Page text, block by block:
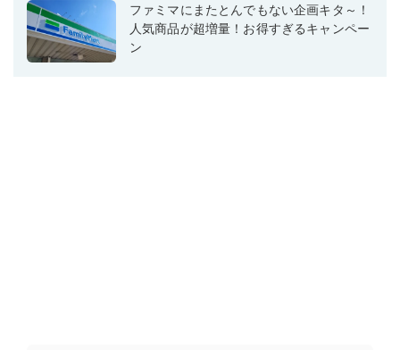
ファミマにまたとんでもない企画キタ～！
人気商品が超増量！お得すぎるキャンペー
ン